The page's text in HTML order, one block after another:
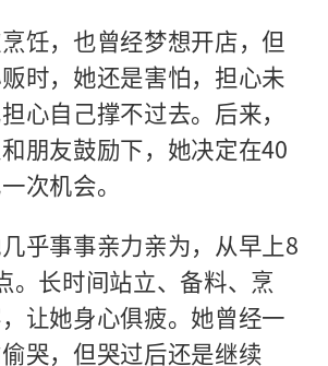
饪，也曾经梦想开店，但
时，她还是害怕，担心未
心自己撑不过去。后来，
朋友鼓励下，她决定在40
次机会。
乎事事亲力亲为，从早上8
。长时间站立、备料、烹
让她身心俱疲。她曾经一
哭，但哭过后还是继续